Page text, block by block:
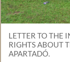
LETTER TO THE
RIGHTS ABOUT
APARTADÓ.